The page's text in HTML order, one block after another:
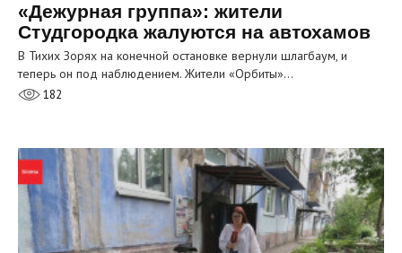
«Дежурная группа»: жители
Студгородка жалуются на автохамов
В Тихих Зорях на конечной остановке вернули шлагбаум, и
теперь он под наблюдением. Жители «Орбиты»…
182